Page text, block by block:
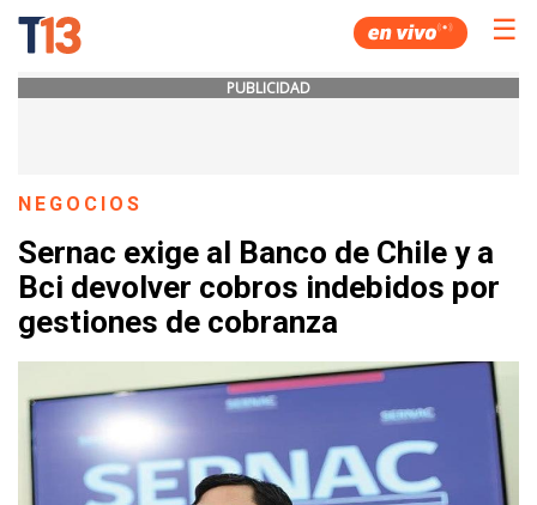
☰
PUBLICIDAD
NEGOCIOS
Sernac exige al Banco de Chile y a
Bci devolver cobros indebidos por
gestiones de cobranza